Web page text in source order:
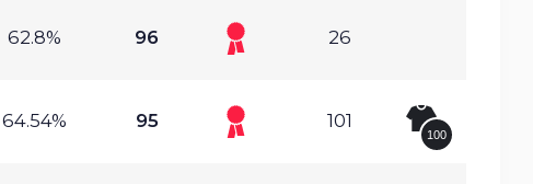
62.8% 96 26
64.54% 95 101
100